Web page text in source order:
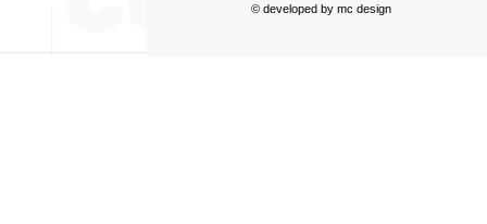
© developed by mc design